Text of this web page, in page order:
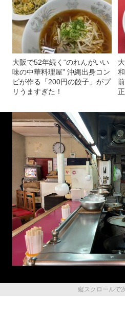
大阪で52年続く“のれんがいい
味の中華料理屋” 沖縄出身コン
ビが作る「200円の餃子」がプ
リうますぎた！
縦スクロールで